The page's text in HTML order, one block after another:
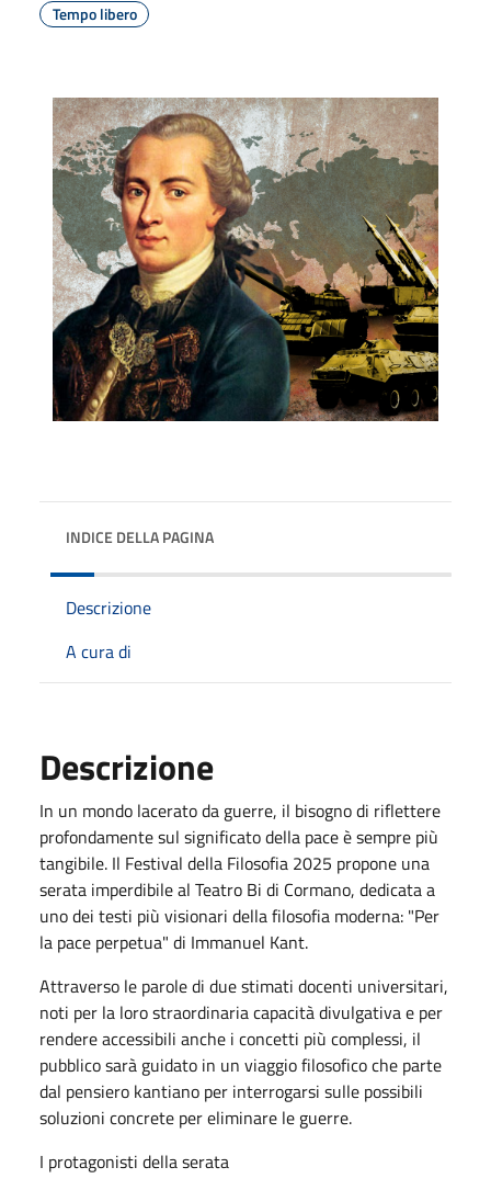
Tempo libero
INDICE DELLA PAGINA
Descrizione
A cura di
Descrizione
In un mondo lacerato da guerre, il bisogno di riflettere
profondamente sul significato della pace è sempre più
tangibile. Il Festival della Filosofia 2025 propone una
serata imperdibile al Teatro Bi di Cormano, dedicata a
uno dei testi più visionari della filosofia moderna: "Per
la pace perpetua" di Immanuel Kant.
Attraverso le parole di due stimati docenti universitari,
noti per la loro straordinaria capacità divulgativa e per
rendere accessibili anche i concetti più complessi, il
pubblico sarà guidato in un viaggio filosofico che parte
dal pensiero kantiano per interrogarsi sulle possibili
soluzioni concrete per eliminare le guerre.
I protagonisti della serata